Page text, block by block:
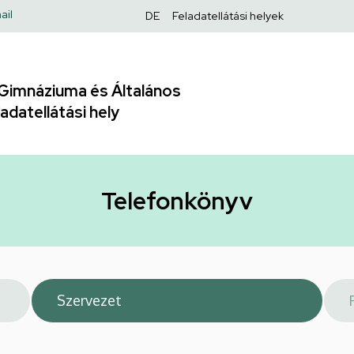
Felső
DE Feladatellátási helyek
és Általános
hely
Telefonkönyv